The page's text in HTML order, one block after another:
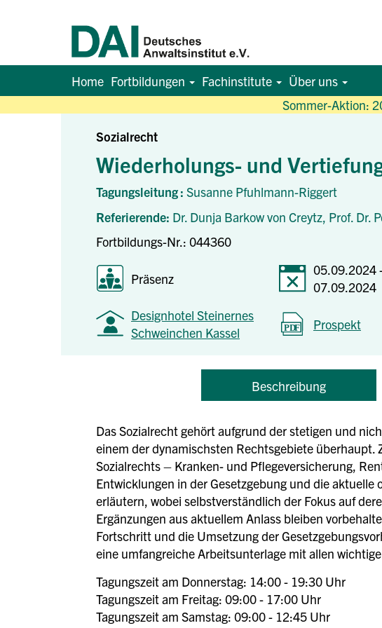
Sommer-Aktion:
Home Fortbildungen Fachinstitute Über uns
Sozialrecht
Wiederholungs- und
Tagungsleitung : Susanne Pfuhlmann-Riggert
Referierende: Dr. Dunja Barkow von Creytz, Prof. Dr.
Fortbildungs-Nr.: 044360
Präsenz
05.09.2024
07.09.2024
Designhotel Steinernes
Schweinchen Kassel
Prospekt
Beschreibung
Das Sozialrecht gehört aufgrund der stetigen und
einem der dynamischsten Rechtsgebiete überhaupt.
Sozialrechts – Kranken- und Pflegeversicherung,
Entwicklungen in der Gesetzgebung und die
erläutern, wobei selbstverständlich der Fokus auf
Ergänzungen aus aktuellem Anlass bleiben
Fortschritt und die Umsetzung der
eine umfangreiche Arbeitsunterlage mit allen
Tagungszeit am Donnerstag: 14:00 - 19:30 Uhr
Tagungszeit am Freitag: 09:00 - 17:00 Uhr
Tagungszeit am Samstag: 09:00 - 12:45 Uhr